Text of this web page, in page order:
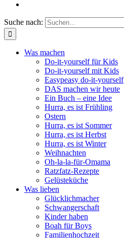
Suche nach:
Was machen
Do-it-yourself für Kids
Do-it-yourself mit Kids
Easypeasy do-it-yourself
DAS machen wir heute
Ein Buch – eine Idee
Hurra, es ist Frühling
Ostern
Hurra, es ist Sommer
Hurra, es ist Herbst
Hurra, es ist Winter
Weihnachten
Oh-la-la-für-Omama
Ratzfatz-Rezepte
Gelüsteküche
Was lieben
Glücklichmacher
Schwangerschaft
Kinder haben
Boah für Boys
Familienhochzeit